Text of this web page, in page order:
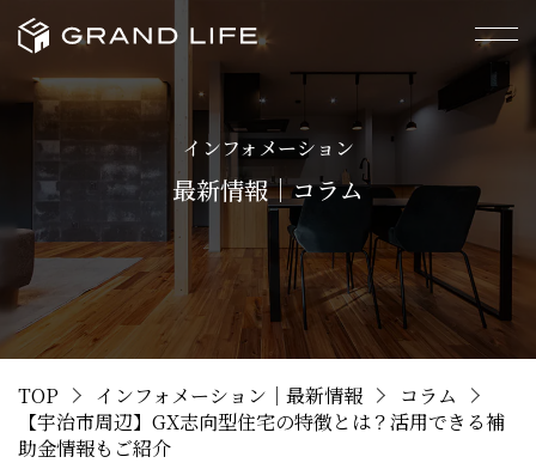
インフォメーション
最新情報｜コラム
TOP インフォメーション｜最新情報
コラム
【宇治市周辺】GX志向型住宅の特徴とは？活用できる補
助金情報もご紹介